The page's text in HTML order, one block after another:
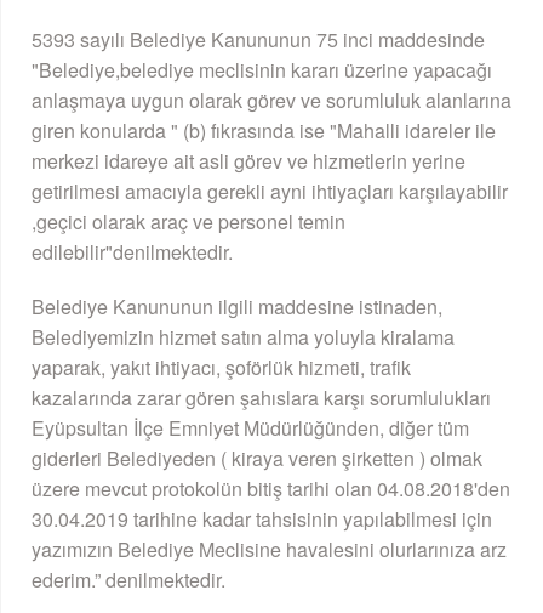
5393 sayılı Belediye Kanununun 75 inci maddesinde
"Belediye,belediye meclisinin kararı üzerine yapacağı
anlaşmaya uygun olarak görev ve sorumluluk alanlarına
giren konularda " (b) fıkrasında ise "Mahalli idareler ile
merkezi idareye ait asli görev ve hizmetlerin yerine
getirilmesi amacıyla gerekli ayni ihtiyaçları karşılayabilir
,geçici olarak araç ve personel temin
edilebilir"denilmektedir.
Belediye Kanununun ilgili maddesine istinaden,
Belediyemizin hizmet satın alma yoluyla kiralama
yaparak, yakıt ihtiyacı, şoförlük hizmeti, trafik
kazalarında zarar gören şahıslara karşı sorumlulukları
Eyüpsultan İlçe Emniyet Müdürlüğünden, diğer tüm
giderleri Belediyeden ( kiraya veren şirketten ) olmak
üzere mevcut protokolün bitiş tarihi olan 04.08.2018'den
30.04.2019 tarihine kadar tahsisinin yapılabilmesi için
yazımızın Belediye Meclisine havalesini olurlarınıza arz
ederim.” denilmektedir.